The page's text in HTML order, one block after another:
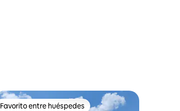
Favorito entre huéspedes